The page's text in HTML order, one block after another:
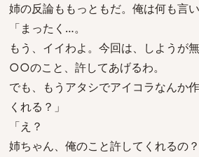
姉の反論ももっともだ。俺は何も言い
「まったく…。
もう、イイわよ。今回は、しようが無
○○のこと、許してあげるわ。
でも、もうアタシでアイコラなんか
くれる？」
「え？
姉ちゃん、俺のこと許してくれるの？